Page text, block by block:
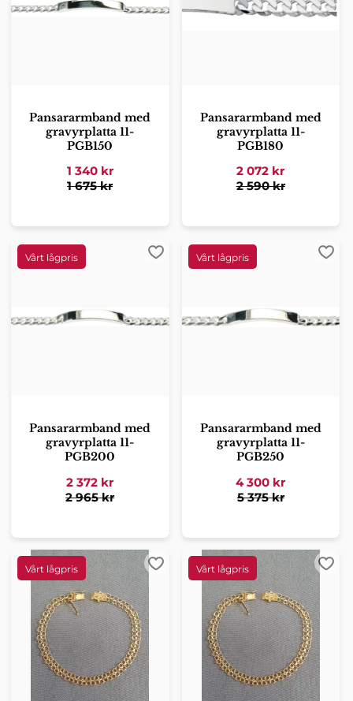
Pansararmband med
gravyrplatta 11-
PGB150
1 340kr
1 675kr
Pansararmband med
gravyrplatta 11-
PGB180
2 072 kr
2 590kr
Pansararmband med
gravyrplatta 11-
PGB200
2 372 kr
2 965kr
Lägg till i favoriter
Pansararmband med
gravyrplatta 11-
PGB250
4 300 kr
5 375kr
Lägg till i favoriter